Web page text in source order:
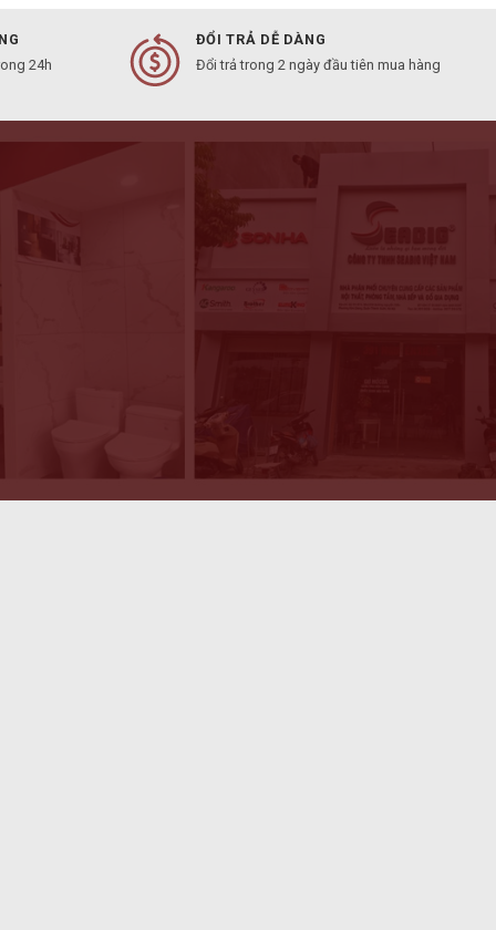
24h
ĐỔI TRẢ DỄ DÀNG
Đổi trả trong 2 ngày đầu tiên mua hàng